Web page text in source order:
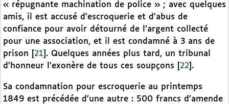
« répugnante machination de police » ; avec quelques
amis, il est accusé d’escroquerie et d’abus de
confiance pour avoir détourné de l’argent collecté
pour une association, et il est condamné à 3 ans de
prison
21 . Quelques années plus tard, un tribunal
d’honneur l’exonère de tous ces soupçons
22 .
Sa condamnation pour escroquerie au printemps
1849 est précédée d’une autre : 500 francs d’amende